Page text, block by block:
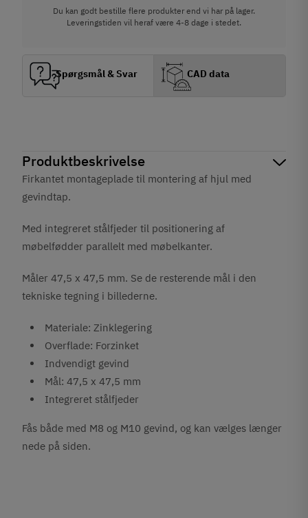
Produktbeskrivelse
Firkantet montageplade til montering af hjul med
gevindtap.
Med integreret stålfjeder til positionering af
møbelfødder parallelt med møbelkanter.
Måler 47,5 x 47,5 mm. Se de resterende mål i den
tekniske tegning i billederne.
Materiale: Zinklegering
Overflade: Forzinket
Indvendigt gevind
Mål: 47,5 x 47,5 mm
Integreret stålfjeder
Fås både med M8 og M10 gevind, og kan vælges længer
nede på siden.
Du kan godt bestille flere produkter end vi har på lager.
Leveringstiden vil heraf være 4-8 dage i stedet.
Spørgsmål & Svar CAD data